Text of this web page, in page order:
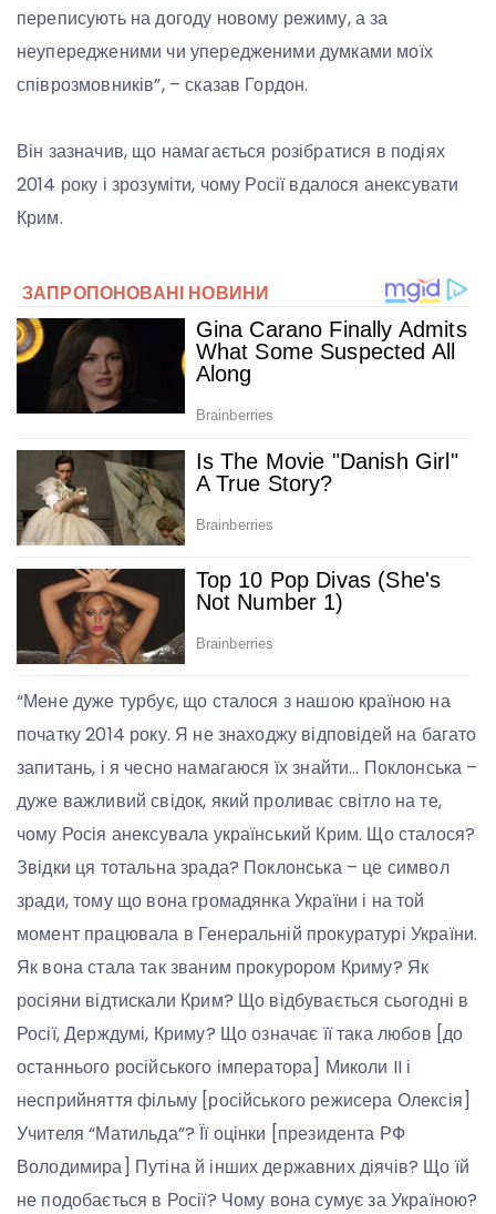
переписують на догоду новому режиму, а за
неупередженими чи упередженими думками моїх
співрозмовників”, – сказав Гордон.
Він зазначив, що намагається розібратися в подіях
2014 року і зрозуміти, чому Росії вдалося анексувати
Крим.
“Мене дуже турбує, що сталося з нашою країною на
початку 2014 року. Я не знаходжу відповідей на багато
запитань, і я чесно намагаюся їх знайти… Поклонська –
дуже важливий свідок, який проливає світло на те,
чому Росія анексувала український Крим. Що сталося?
Звідки ця тотальна зрада? Поклонська – це символ
зради, тому що вона громадянка України і на той
момент працювала в Генеральній прокуратурі України.
Як вона стала так званим прокурором Криму? Як
росіяни відтискали Крим? Що відбувається сьогодні в
Росії, Держдумі, Криму? Що означає її така любов [до
останнього російського імператора] Миколи II і
несприйняття фільму [російського режисера Олексія]
Учителя “Матильда”? Її оцінки [президента РФ
Володимира] Путіна й інших державних діячів? Що їй
не подобається в Росії? Чому вона сумує за Україною?